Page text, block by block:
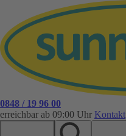
0848 / 19 96 00
erreichbar ab 09:00 Uhr Kontakt